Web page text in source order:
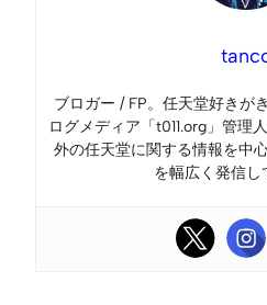
ブロガー / FP。任天堂好きが
ログメディア「t011.org」管理
外の任天堂に関する情報を中
を幅広く発信し